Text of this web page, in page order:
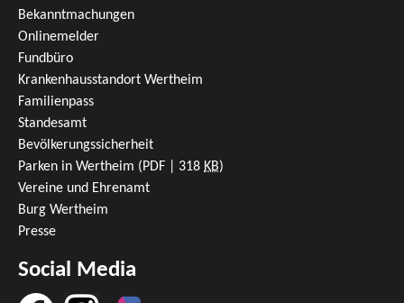
Bekanntmachungen
Onlinemelder
Fundbüro
Krankenhausstandort Wertheim
Familienpass
Standesamt
Bevölkerungssicherheit
Parken in Wertheim (PDF | 318 KB)
Vereine und Ehrenamt
Burg Wertheim
Presse
Social Media